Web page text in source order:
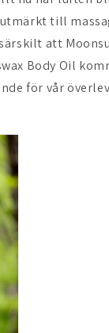
till
att
Body Oil
för vår